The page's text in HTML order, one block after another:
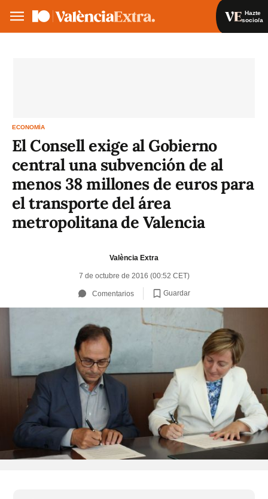
Hazte
socio/a
ECONOMÍA
El Consell exige al Gobierno
central una subvención de al
menos 38 millones de euros para
el transporte del área
metropolitana de Valencia
València Extra
7 de octubre de 2016 (00:52 CET)
Comentarios Guardar